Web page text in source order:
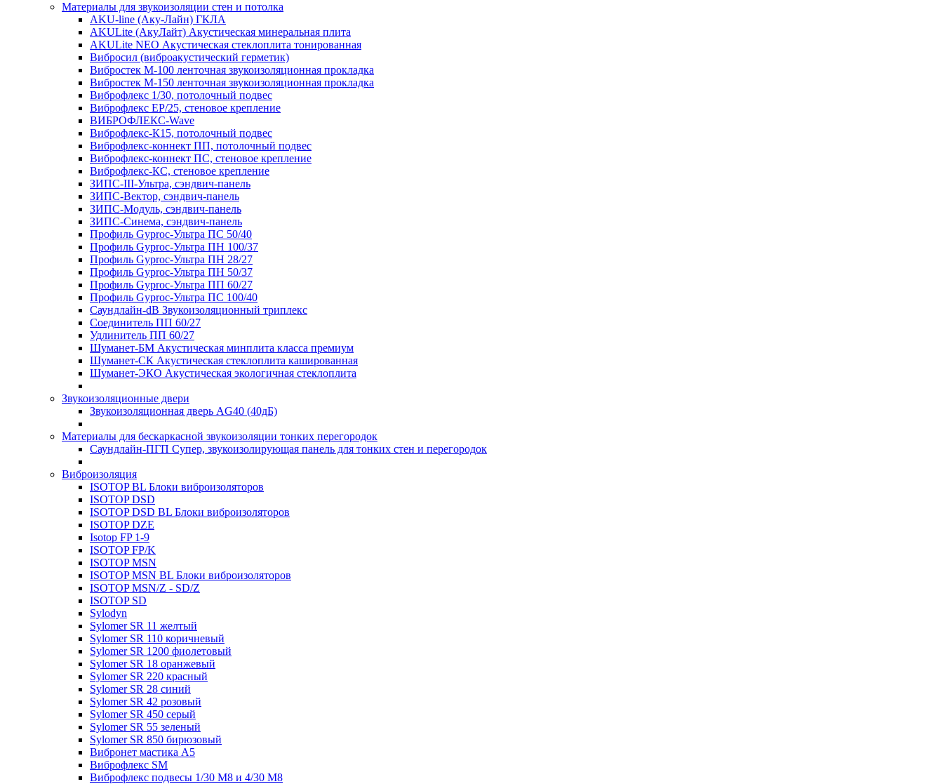
Материалы для звукоизоляции стен и потолка
AKU-line (Aку-Лайн) ГКЛА
AKULite (АкуЛайт) Акустическая минеральная плита
AKULite NEO Акустическая стеклоплита тонированная
Вибросил (виброакустический герметик)
Вибростек М-100 ленточная звукоизоляционная прокладка
Вибростек М-150 ленточная звукоизоляционная прокладка
Виброфлекс 1/30, потолочный подвес
Виброфлекс EP/25, стеновое крепление
ВИБРОФЛЕКС-Wave
Виброфлекс-К15, потолочный подвес
Виброфлекс-коннект ПП, потолочный подвес
Виброфлекс-коннект ПС, стеновое крепление
Виброфлекс-КС, стеновое крепление
ЗИПС-III-Ультра, сэндвич-панель
ЗИПС-Вектор, сэндвич-панель
ЗИПС-Модуль, сэндвич-панель
ЗИПС-Синема, сэндвич-панель
Профиль Gyproc-Ультра ПC 50/40
Профиль Gyproc-Ультра ПН 100/37
Профиль Gyproc-Ультра ПН 28/27
Профиль Gyproc-Ультра ПН 50/37
Профиль Gyproc-Ультра ПП 60/27
Профиль Gyproc-Ультра ПС 100/40
Саундлайн-dB Звукоизоляционный триплекс
Соединитель ПП 60/27
Удлинитель ПП 60/27
Шуманет-БМ Акустическая минплита класса премиум
Шуманет-СК Акустическая стеклоплита кашированная
Шуманет-ЭКО Акустическая экологичная стеклоплита
Звукоизоляционные двери
Звукоизоляционная дверь AG40 (40дБ)
Материалы для бескаркасной звукоизоляции тонких перегородок
Саундлайн-ПГП Супер, звукоизолирующая панель для тонких стен и перегородок
Виброизоляция
ISOTOP BL Блоки виброизоляторов
ISOTOP DSD
ISOTOP DSD BL Блоки виброизоляторов
ISOTOP DZE
Isotop FP 1-9
ISOTOP FP/K
ISOTOP MSN
ISOTOP MSN BL Блоки виброизоляторов
ISOTOP MSN/Z - SD/Z
ISOTOP SD
Sylodyn
Sylomer SR 11 желтый
Sylomer SR 110 коричневый
Sylomer SR 1200 фиолетовый
Sylomer SR 18 оранжевый
Sylomer SR 220 красный
Sylomer SR 28 синий
Sylomer SR 42 розовый
Sylomer SR 450 серый
Sylomer SR 55 зеленый
Sylomer SR 850 бирюзовый
Вибронет мастика А5
Виброфлекс SM
Виброфлекс подвесы 1/30 М8 и 4/30 М8